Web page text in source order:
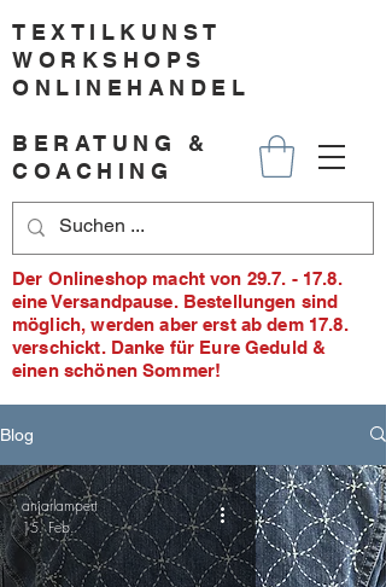
TEXTILKUNST
WORKSHOPS
ONLINEHANDEL
BERATUNG &
COACHING
Der Onlineshop macht von 29.7. - 17.8.
eine Versandpause. Bestellungen sind
möglich, werden aber erst ab dem 17.8.
verschickt. Danke für Eure Geduld &
einen schönen Sommer!
Blog
anjarlampert
15. Feb.